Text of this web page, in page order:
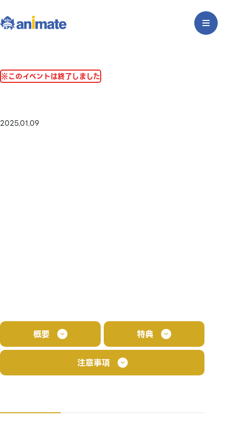
※このイベントは終了しました
2025.01.09
概要 特典
注意事項